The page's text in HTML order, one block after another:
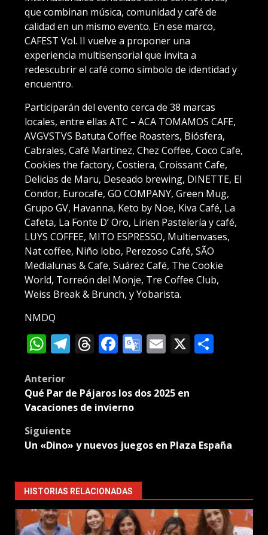
que combinan música, comunidad y café de
calidad en un mismo evento. En ese marco,
CAFEST Vol. II vuelve a proponer una
experiencia multisensorial que invita a
redescubrir el café como símbolo de identidad y
encuentro.
Participarán del evento cerca de 38 marcas
locales, entre ellas ATC – ACA TOMAMOS CAFE,
AVGVSTVS Batuta Coffee Roasters, Biósfera,
Cabrales, Café Martínez, Chez Coffee, Coco Cafe,
Cookies the factory, Costiera, Croissant Cafe,
Delicias de Maru, Deseado brewing, DINETTE, El
Condor, Eurocafe, GO COMPANY, Green Mug,
Grupo GV, Havanna, Keto by Noe, Kiva Café, La
Cafeta, La Fonte D’ Oro, Lirien Pastelería y café,
LUYS COFFEE, MITO ESPRESSO, Multienvases,
Nat coffee, Niño lobo, Perezoso Café, SÃO
Medialunas & Cafe, Suárez Café, The Cookie
World, Torreón del Monje, Tre Coffee Club,
Weiss Break & Brunch, y Yobarista.
NMDQ
WhatsApp
Telegram
Threads
Facebook
Google
Email
X
Post
navigation
Anterior
Qué Par de Pájaros los dos 2025 en
Vacaciones de invierno
Siguiente
Un «Dino» y nuevos juegos en Plaza España
HISTORIAS RELACIONADAS